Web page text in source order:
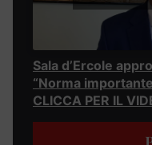
Sala d’Ercole
“Norma
CLICCA PER IL